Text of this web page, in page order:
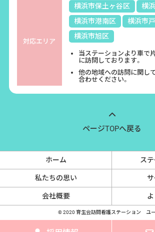
合には、ご本人であることを確認の上、対応させてい
法令、規範の遵守と見直し
本会は、保有する個人情報に関して適用される日本
を遵守するとともに、本ポリシーの内容を適宜見直
対応エリア
横浜市保土ヶ谷区
横
横浜市港南区
横浜市
横浜市旭区
当ステーションより車で
に訪問しております。
他の地域への訪問に関し
合わせください。
ページTOPへ戻る
ホーム ス
私たちの思い
会社概要
© 2020 育生会訪問看護ステーション ユ